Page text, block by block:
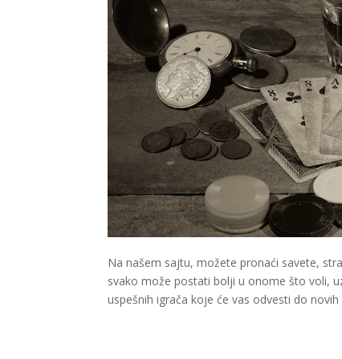
Na našem sajtu, možete pronaći savete,
svako može postati bolji u onome što voli,
uspešnih igrača koje će vas odvesti do